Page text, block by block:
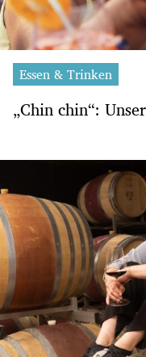
Essen & Trinken
„Chin chin“: